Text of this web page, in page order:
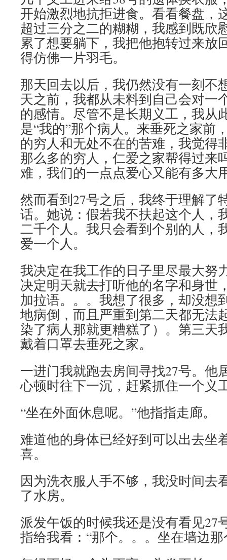
开始激烈地抗拒进食。看看餐盘，
超过三分之二的糊糊，我感到既欣
累了想要躺下，我把他抱转过来放
得仿佛一片羽毛。
那天回去以后，我仍然没有一刻不
天之前，我都从未料到自己会对一
的感情。尽管不是长期义工，我从
是“我的”那个病人。来垂死之家前
的穷人和无处不在的苦难，我觉得
那么多的穷人，仁爱之家帮得过来
难，我们的一点点爱心又能有多大
然而看到27号之后，我终于理解了
话。她说：假若我不扶起这个人，
二千个人。我只会看到个别的人，
爱一个人。
我决定在我工作的日子里尽最大努
决定明天就去打听他的名字和身世
加拉语。。。我想了很多，却没想
地病倒，而且严重到第二天都无法
染了病人那就更糟糕了）。第三天
戴着口罩去垂死之家。
一进门我就跑去房间寻找27号。他
心顿时往下一沉，赶紧抓住一个义
“坐在外面休息呢。”他指指走廊。
难道他的身体已经好到可以出去坐
喜。
因为洗衣服人手不够，我没时间去
了水房。
派发午饭的时候我还是没有看见27
指给我看：“那个。。。坐在墙边